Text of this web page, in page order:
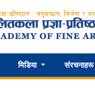
मिडिया संरचनाहरू